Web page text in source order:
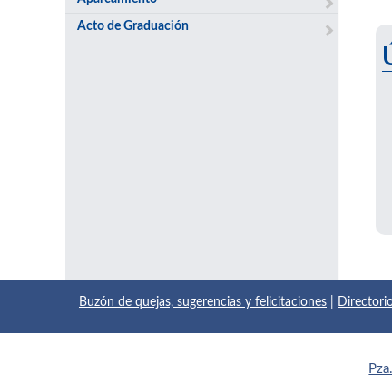
Acto de Graduación
Buzón de quejas, sugerencias y felicitaciones